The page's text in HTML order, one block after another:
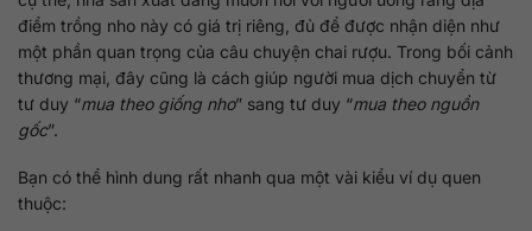
điểm trồng nho này có giá trị riêng, đủ để được nhận diện như
một phần quan trọng của câu chuyện chai rượu. Trong bối cảnh
thương mại, đây cũng là cách giúp người mua dịch chuyển từ
tư duy “mua theo giống nho” sang tư duy “mua theo nguồn
gốc”.
Bạn có thể hình dung rất nhanh qua một vài kiểu ví dụ quen
thuộc: